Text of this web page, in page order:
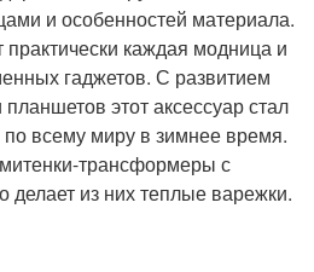
и особенностей материала.
практически каждая модница и
гаджетов. С развитием
этот аксессуар стал
всему миру в зимнее время.
трансформеры с
делает из них теплые варежки.